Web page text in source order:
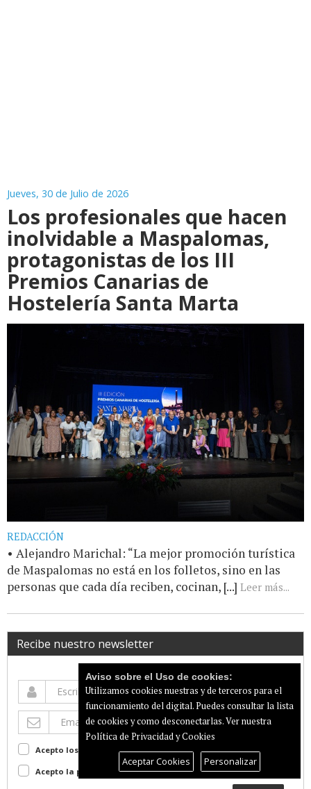
Jueves, 30 de Julio de 2026
Los profesionales que hacen
inolvidable a Maspalomas,
protagonistas de los III
Premios Canarias de
Hostelería Santa Marta
REDACCIÓN
• Alejandro Marichal: “La mejor promoción turística
de Maspalomas no está en los folletos, sino en las
personas que cada día reciben, cocinan, [...] Leer más...
Recibe nuestro newsletter
Acepto los terminos de usoVer
Acepto la política de privacidadVer
Aviso sobre el Uso de cookies:
Utilizamos cookies nuestras y de terceros para el
funcionamiento del digital. Puedes consultar la lista
de cookies y como desconectarlas.Ver nuestra
Política de Privacidad y Cookies
Aceptar Cookies Personalizar